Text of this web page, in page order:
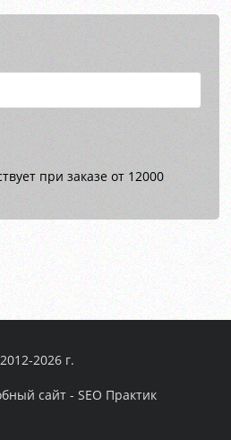
при заказе от 12000
2026 г.
сайт - SEO Практик